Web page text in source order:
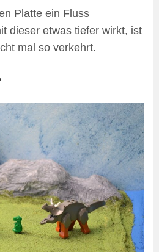
Platte ein Fluss
dieser etwas tiefer wirkt, ist
mal so verkehrt.